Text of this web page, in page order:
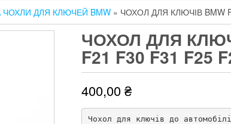
ЧОХЛИ ДЛЯ КЛЮЧЕЙ BMW » ЧОХОЛ ДЛЯ КЛЮЧІВ BMW
ЧОХОЛ ДЛЯ
F21 F30 F31 F25
400,00₴
Чохол для ключів до